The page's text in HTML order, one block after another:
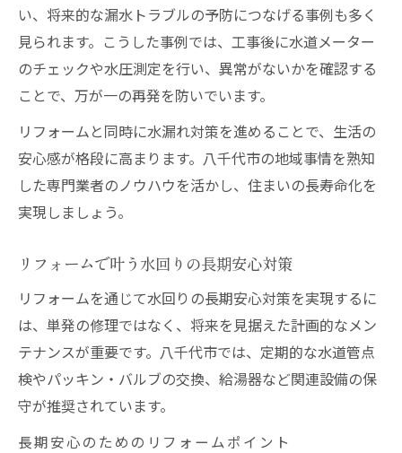
い、将来的な漏水トラブルの予防につなげる事例も多く
見られます。こうした事例では、工事後に水道メーター
のチェックや水圧測定を行い、異常がないかを確認する
ことで、万が一の再発を防いでいます。
リフォームと同時に水漏れ対策を進めることで、生活の
安心感が格段に高まります。八千代市の地域事情を熟知
した専門業者のノウハウを活かし、住まいの長寿命化を
実現しましょう。
リフォームで叶う水回りの長期安心対策
リフォームを通じて水回りの長期安心対策を実現するに
は、単発の修理ではなく、将来を見据えた計画的なメン
テナンスが重要です。八千代市では、定期的な水道管点
検やパッキン・バルブの交換、給湯器など関連設備の保
守が推奨されています。
長期安心のためのリフォームポイント